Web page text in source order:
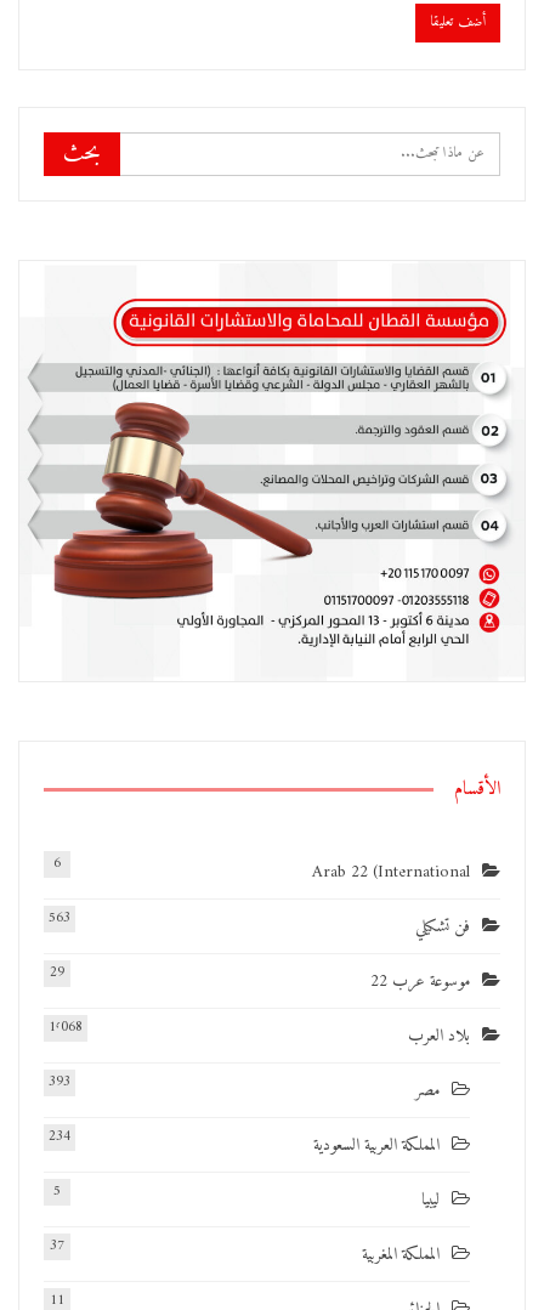
الأقسام
Arab 22 (International
6
فن تشكيلي 563
موسوعة عرب 22 29
بلاد العرب 1٬068
مصر 393
المملكة العربية السعودية 234
ليبيا 5
المملكة المغربية 37
11